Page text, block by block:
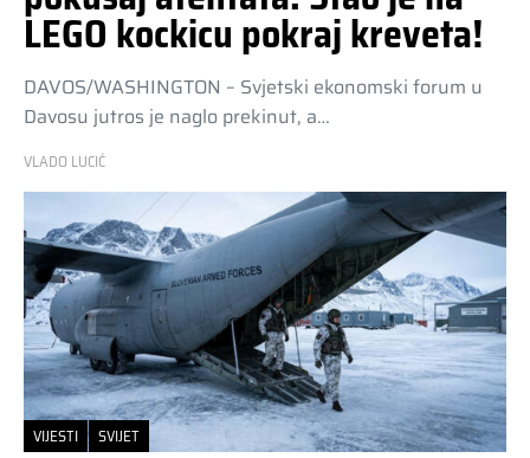
LEGO kockicu pokraj kreveta!
DAVOS/WASHINGTON – Svjetski ekonomski forum u
Davosu jutros je naglo prekinut, a…
VLADO LUCIĆ
VIJESTI SVIJET